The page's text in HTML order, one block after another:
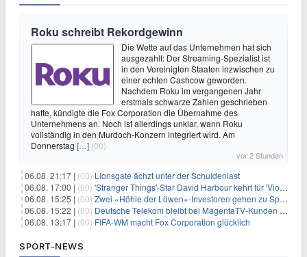
Roku schreibt Rekordgewinn
Die Wette auf das Unternehmen hat sich
ausgezahlt: Der Streaming-Spezialist ist
in den Vereinigten Staaten inzwischen zu
einer echten Cashcow geworden.
Nachdem Roku im vergangenen Jahr
erstmals schwarze Zahlen geschrieben
hatte, kündigte die Fox Corporation die Übernahme des
Unternehmens an. Noch ist allerdings unklar, wann Roku
vollständig in den Murdoch-Konzern integriert wird. Am
Donnerstag […] (00)
vor 2 Stunden
06.08. 21:17 | (00) Lionsgate ächzt unter der Schuldenlast
06.08. 17:00 | (00) 'Stranger Things'-Star David Harbour kehrt für 'Violent Night 2' zurück – Kristen Bell stößt zur Besetzung
06.08. 15:25 | (00) Zwei «Höhle der Löwen»-Investoren gehen zu Springer
06.08. 15:22 | (00) Deutsche Telekom bleibt bei MagentaTV-Kunden vage
06.08. 13:17 | (00) FIFA-WM macht Fox Corporation glücklich
SPORT-NEWS